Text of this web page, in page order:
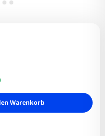
Warenkorb